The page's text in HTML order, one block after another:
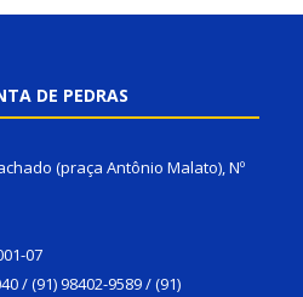
DE PEDRAS
(praça Antônio Malato), Nº
07
/ (91) 98402-9589 / (91)